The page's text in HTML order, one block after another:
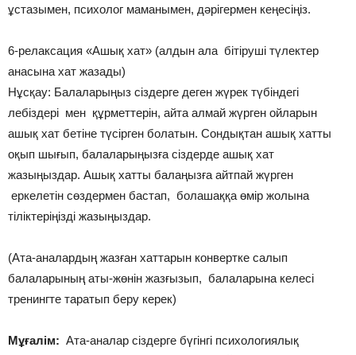
ұстазымен, психолог маманымен, дәрігермен кеңесіңіз.
6-релаксация «Ашық хат» (алдын ала бітіруші түлектер
анасына хат жазады)
Нұсқау: Балаларыңыз сіздерге деген жүрек түбіндегі
лебіздері мен құрметтерін, айта алмай жүрген ойларын
ашық хат бетіне түсірген болатын. Сондықтан ашық хатты
оқып шығып, балаларыңызға сіздерде ашық хат
жазыңыздар. Ашық хатты балаңызға айтпай жүрген
еркелетін сөздермен бастап, болашаққа өмір жолына
тіліктеріңізді жазыңыздар.
(Ата-аналардың жазған хаттарын конвертке салып
балаларының аты-жөнін жазғызып, балаларына келесі
тренингте таратып беру керек)
Мұғалім: Ата-аналар сіздерге бүгінгі психологиялық